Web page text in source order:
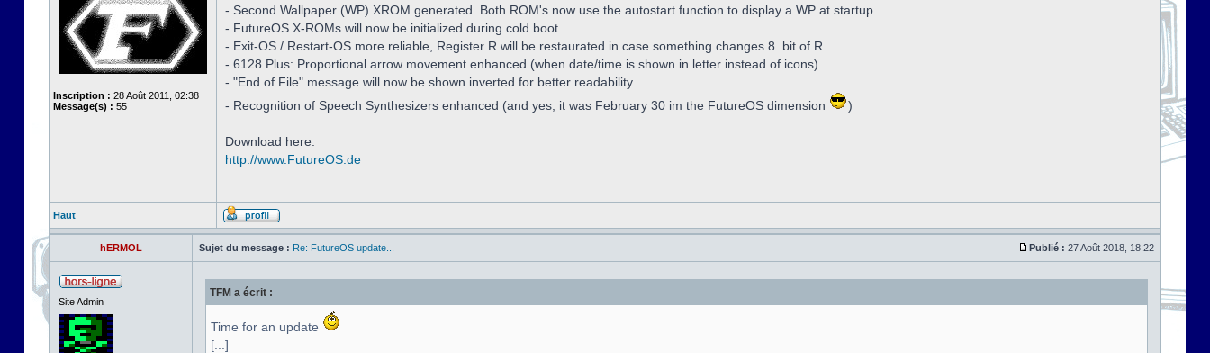
Inscription : 28 Août 2011, 02:38
Message(s) : 55
- Second Wallpaper (WP) XROM generated. Both ROM's now use the autostart function to display a WP at startup
- FutureOS X-ROMs will now be initialized during cold boot.
- Exit-OS / Restart-OS more reliable, Register R will be restaurated in case something changes 8. bit of R
- 6128 Plus: Proportional arrow movement enhanced (when date/time is shown in letter instead of icons)
- "End of File" message will now be shown inverted for better readability
- Recognition of Speech Synthesizers enhanced (and yes, it was February 30 im the FutureOS dimension
)
Download here:
http://www.FutureOS.de
Haut
hERMOL Sujet du message : Re: FutureOS update... Publié : 27 Août 2018, 18:22
Site Admin
TFM a écrit :
Time for an update
[...]